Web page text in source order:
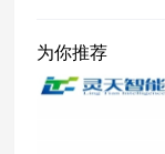
为你推荐